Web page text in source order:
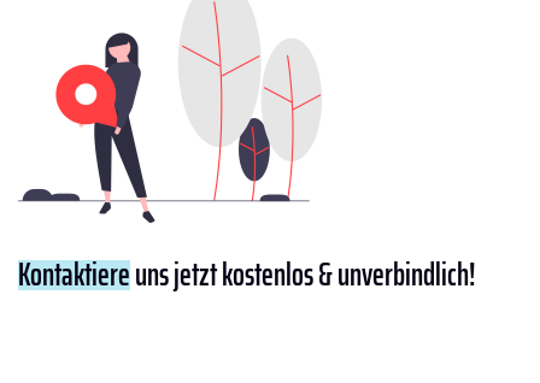
Kontaktiereuns jetzt kostenlos & unverbindlich!